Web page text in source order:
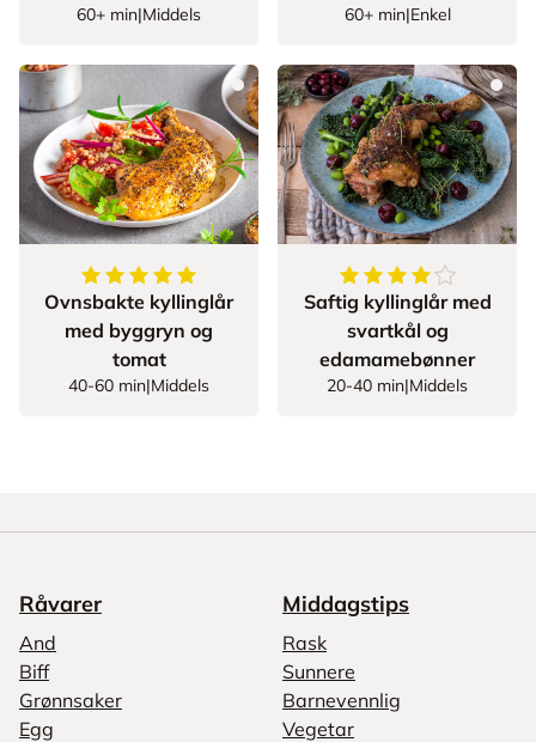
60+ min|Middels 60+ min|Enkel
5av5stjerner
Ovnsbakte kyllinglår
med byggryn og
tomat
40-60 min|Middels
4av5stjerner
Saftig kyllinglår med
svartkål og
edamamebønner
20-40 min|Middels
Råvarer
And
Biff
Grønnsaker
Egg
Middagstips
Rask
Sunnere
Barnevennlig
Vegetar